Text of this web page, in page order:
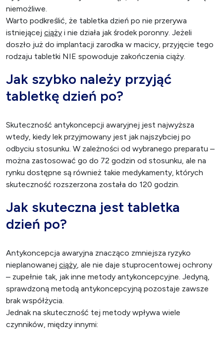
niemożliwe.
Warto podkreślić, że tabletka dzień po nie przerywa
istniejącej ciąży i nie działa jak środek poronny. Jeżeli
doszło już do implantacji zarodka w macicy, przyjęcie tego
rodzaju tabletki NIE spowoduje zakończenia ciąży.
Jak szybko należy przyjąć
tabletkę dzień po?
Skuteczność antykoncepcji awaryjnej jest najwyższa
wtedy, kiedy lek przyjmowany jest jak najszybciej po
odbyciu stosunku. W zależności od wybranego preparatu –
można zastosować go do 72 godzin od stosunku, ale na
rynku dostępne są również takie medykamenty, których
skuteczność rozszerzona została do 120 godzin.
Jak skuteczna jest tabletka
dzień po?
Antykoncepcja awaryjna znacząco zmniejsza ryzyko
nieplanowanej ciąży , ale nie daje stuprocentowej ochrony
– zupełnie tak, jak inne metody antykoncepcyjne. Jedyną,
sprawdzoną metodą antykoncepcyjną pozostaje zawsze
brak współżycia.
Jednak na skuteczność tej metody wpływa wiele
czynników, między innymi: